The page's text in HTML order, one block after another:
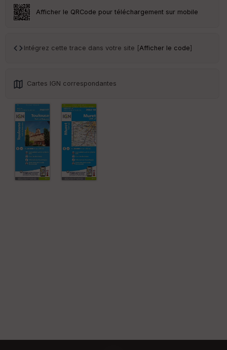
Afficher le QRCode pour téléchargement sur mobile
Intégrez cette trace dans votre site [Afficher le code]
Cartes IGN correspondantes